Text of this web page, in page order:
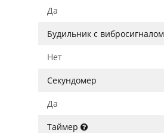
Да
Будильник с вибросигналом
Нет
Секундомер
Да
Таймер